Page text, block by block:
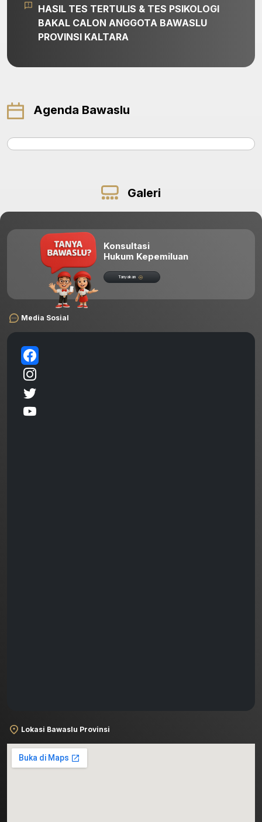
HASIL TES TERTULIS & TES PSIKOLOGI
BAKAL CALON ANGGOTA BAWASLU
PROVINSI KALTARA
Agenda Bawaslu
Galeri
Media Sosial
Lokasi Bawaslu Provinsi
Konsultasi
Hukum Kepemiluan
Tanyakan